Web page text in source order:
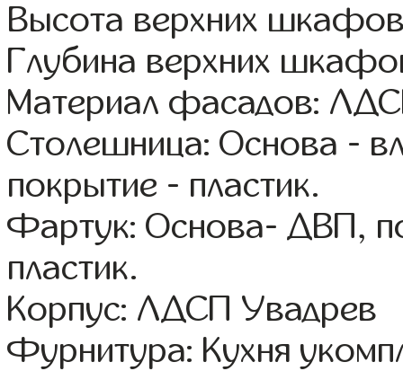
Высота верхних
Глубина верхних
Материал фасадов:
Столешница: Основа -
покрытие - пластик.
Фартук: Основа- ДВП,
пластик.
Корпус: ЛДСП Увадрев
Фурнитура: Кухня